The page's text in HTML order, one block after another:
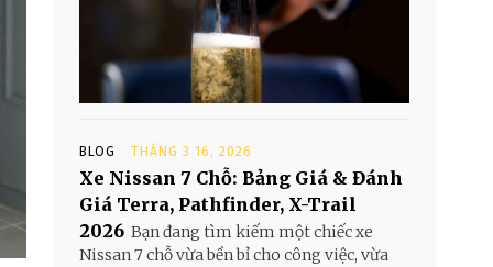
BLOG THÁNG 3 16, 2026
Xe Nissan 7 Chỗ: Bảng Giá & Đánh
Giá Terra, Pathfinder, X-Trail
2026 Bạn đang tìm kiếm một chiếc xe
Nissan 7 chỗ vừa bền bỉ cho công việc, vừa